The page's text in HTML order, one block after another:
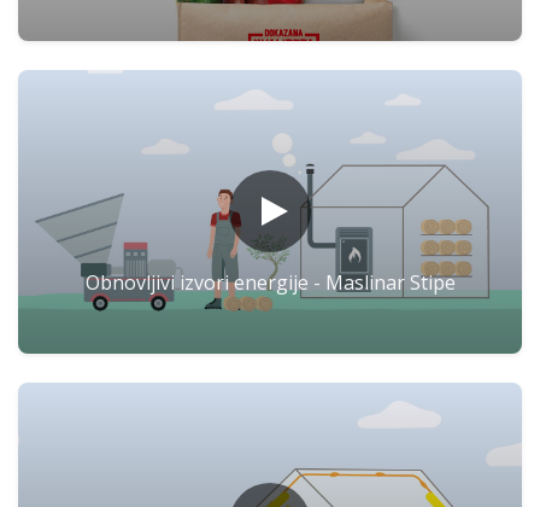
Obnovljivi izvori energije - Maslinar Stipe